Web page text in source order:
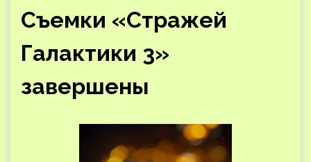
Съемки «Стражей
Галактики 3»
завершены